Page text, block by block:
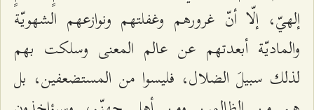
إلهيّ، إلّا أنّ غرورهم وغفلتهم ونوازعهم الشهويّة
والماديّة أبعدتهم عن عالم المعنى وسلكت بهم
لذلك سبيلَ الضلال، فليسوا من المستضعفين، بل